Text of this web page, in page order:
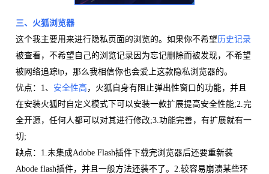
三、火狐浏览器
这个我主要用来进行隐私页面的浏览的。如果你不希望历史记录
被查看，不希望自己的浏览记录因为忘记删除而被发现，不希望
被网络追踪ip，那么我相信你也会爱上这款隐私浏览器的。
优点：1、 安全性高 ，火狐自身有阻止弹出性窗口的功能，并且
在安装火狐时自定义模式下可以安装一款扩展提高安全性能;2.完
全开源，任何人都可以对其进行修改;3.功能完善，有扩展就有一
切;
缺点：1.未集成Adobe Flash插件下载完浏览器后还要重新装
Abode flash插件，并且一般方法还装不了。2.较容易崩溃某些环